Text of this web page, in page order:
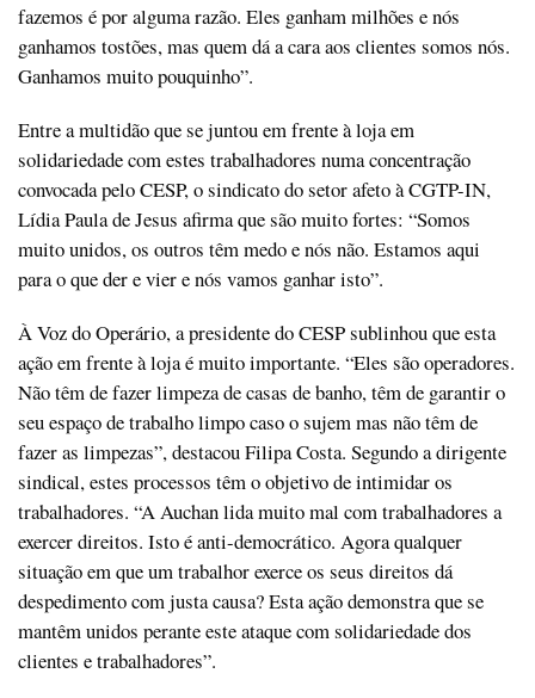
fazemos é por alguma razão. Eles ganham milhões e nós
ganhamos tostões, mas quem dá a cara aos clientes somos nós.
Ganhamos muito pouquinho”.
Entre a multidão que se juntou em frente à loja em
solidariedade com estes trabalhadores numa concentração
convocada pelo CESP, o sindicato do setor afeto à CGTP-IN,
Lídia Paula de Jesus afirma que são muito fortes: “Somos
muito unidos, os outros têm medo e nós não. Estamos aqui
para o que der e vier e nós vamos ganhar isto”.
À Voz do Operário, a presidente do CESP sublinhou que esta
ação em frente à loja é muito importante. “Eles são operadores.
Não têm de fazer limpeza de casas de banho, têm de garantir o
seu espaço de trabalho limpo caso o sujem mas não têm de
fazer as limpezas”, destacou Filipa Costa. Segundo a dirigente
sindical, estes processos têm o objetivo de intimidar os
trabalhadores. “A Auchan lida muito mal com trabalhadores a
exercer direitos. Isto é anti-democrático. Agora qualquer
situação em que um trabalhor exerce os seus direitos dá
despedimento com justa causa? Esta ação demonstra que se
mantêm unidos perante este ataque com solidariedade dos
clientes e trabalhadores”.